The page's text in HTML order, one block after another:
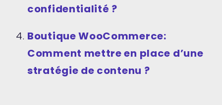
confidentialité ?
Boutique WooCommerce:
Comment mettre en place d’une
stratégie de contenu ?